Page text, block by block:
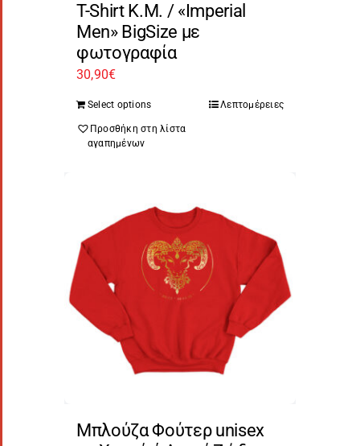
T-Shirt Κ.Μ. / «Imperial
Men» BigSize με
φωτογραφία
30,90€
Select options Λεπτομέρειες
Προσθήκη στη λίστα
αγαπημένων
Μπλούζα Φούτερ unisex